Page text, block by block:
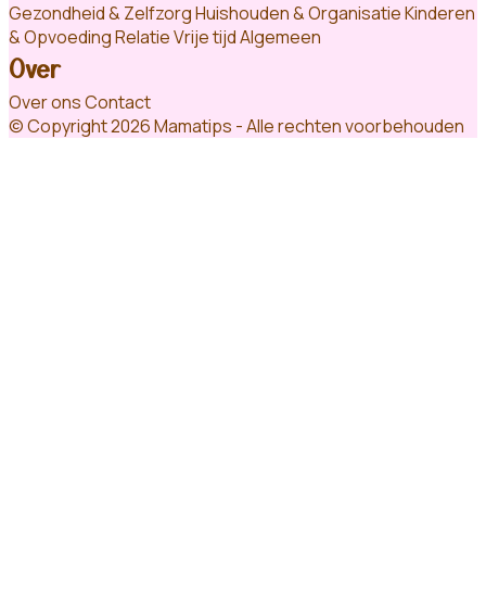
Gezondheid & ZelfzorgHuishouden & OrganisatieKinderen
& OpvoedingRelatieVrije tijdAlgemeen
Over
Over onsContact
© Copyright 2026 Mamatips - Alle rechten voorbehouden